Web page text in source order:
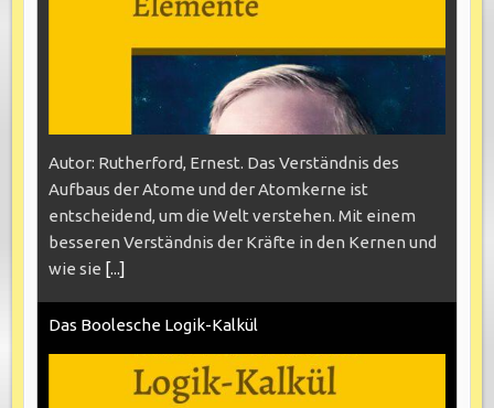
Autor: Rutherford, Ernest. Das Verständnis des
Aufbaus der Atome und der Atomkerne ist
entscheidend, um die Welt verstehen. Mit einem
besseren Verständnis der Kräfte in den Kernen und
wie sie [...]
Das Boolesche Logik-Kalkül